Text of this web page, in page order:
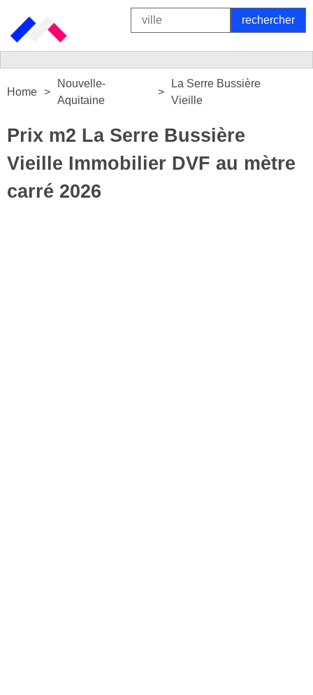
Home
Nouvelle-
Aquitaine
La Serre Bussière
Vieille
Prix m2 La Serre Bussière
Vieille Immobilier DVF au mètre
carré 2026